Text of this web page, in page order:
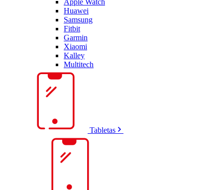
Huawei
Samsung
Fitbit
Garmin
Xiaomi
Kalley
Multitech
Tabletas